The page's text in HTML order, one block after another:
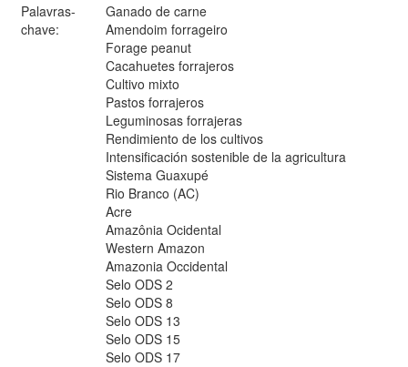
Palavras-
chave:
Ganado de carne
Amendoim forrageiro
Forage peanut
Cacahuetes forrajeros
Cultivo mixto
Pastos forrajeros
Leguminosas forrajeras
Rendimiento de los cultivos
Intensificación sostenible de la agricultura
Sistema Guaxupé
Rio Branco (AC)
Acre
Amazônia Ocidental
Western Amazon
Amazonia Occidental
Selo ODS 2
Selo ODS 8
Selo ODS 13
Selo ODS 15
Selo ODS 17